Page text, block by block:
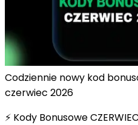
Codziennie nowy kod
czerwiec 2026
⚡ Kody Bonusowe